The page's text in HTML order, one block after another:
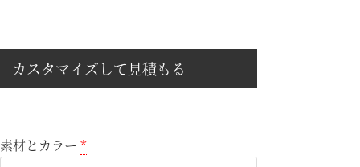
カスタマイズして見積もる
素材とカラー *